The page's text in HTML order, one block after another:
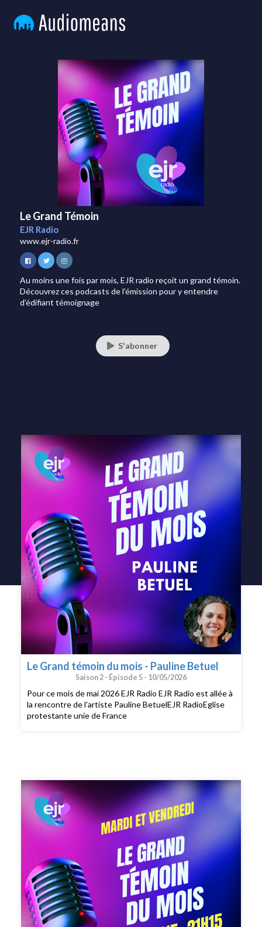
Le Grand Témoin
EJR Radio
www.ejr-radio.fr
Au moins une fois par mois, EJR radio reçoit un grand témoin.
Découvrez ces podcasts de l'émission pour y entendre
d'édifiant témoignage
S'abonner
Le Grand témoin du mois - Pauline Betuel
Saison 2 - Épisode 5 - 10/05/2026
Pour ce mois de mai 2026 EJR Radio EJR Radio est allée à
la rencontre de l'artiste Pauline BetuelEJR RadioEglise
protestante unie de France